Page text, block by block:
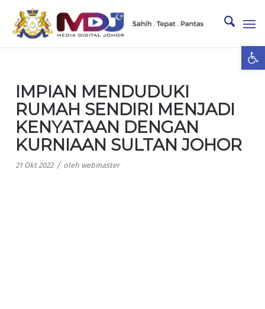
IMPIAN MENDUDUKI
RUMAH SENDIRI MENJADI
KENYATAAN DENGAN
KURNIAAN SULTAN JOHOR
21 Okt 2022 / oleh webmaster